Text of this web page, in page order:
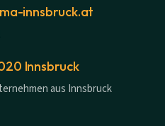
innsbruck.at
Innsbruck
aus Innsbruck